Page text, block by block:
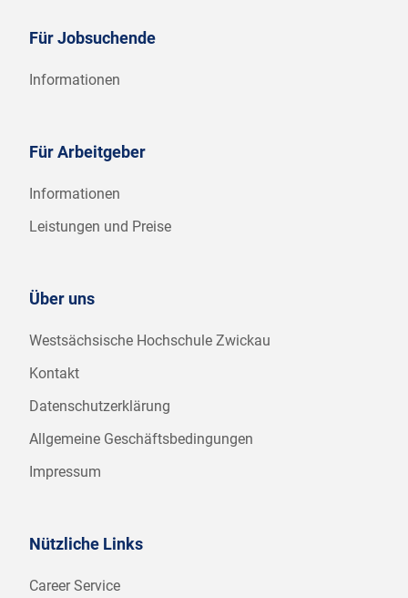
Für Jobsuchende
Informationen
Für Arbeitgeber
Informationen
Leistungen und Preise
Über uns
Westsächsische Hochschule Zwickau
Kontakt
Datenschutzerklärung
Allgemeine Geschäftsbedingungen
Impressum
Nützliche Links
Career Service